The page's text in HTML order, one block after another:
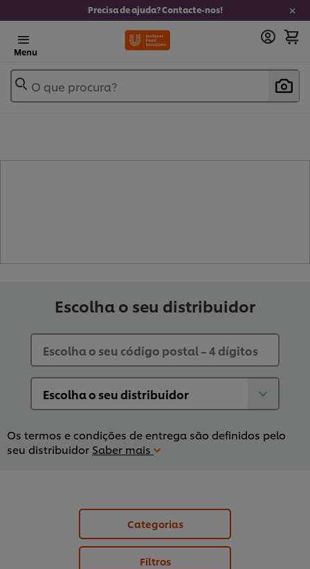
Precisa de ajuda? Contacte-nos!
Menu
O que procura?
Escolha o seu distribuidor
Os termos e condições de entrega são definidos pelo
seu distribuidor Saber mais
Categorias
Filtros